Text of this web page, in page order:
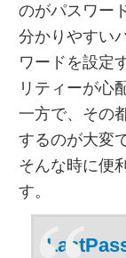
のがパスワード
分かりやすい
ワードを設定
リティーが心
一方で、その
するのが大変
そんな時に便
す。